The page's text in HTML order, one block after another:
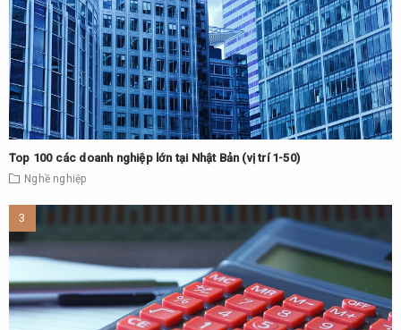
Top 100 các doanh nghiệp lớn tại Nhật Bản (vị trí 1-50)
Nghề nghiệp